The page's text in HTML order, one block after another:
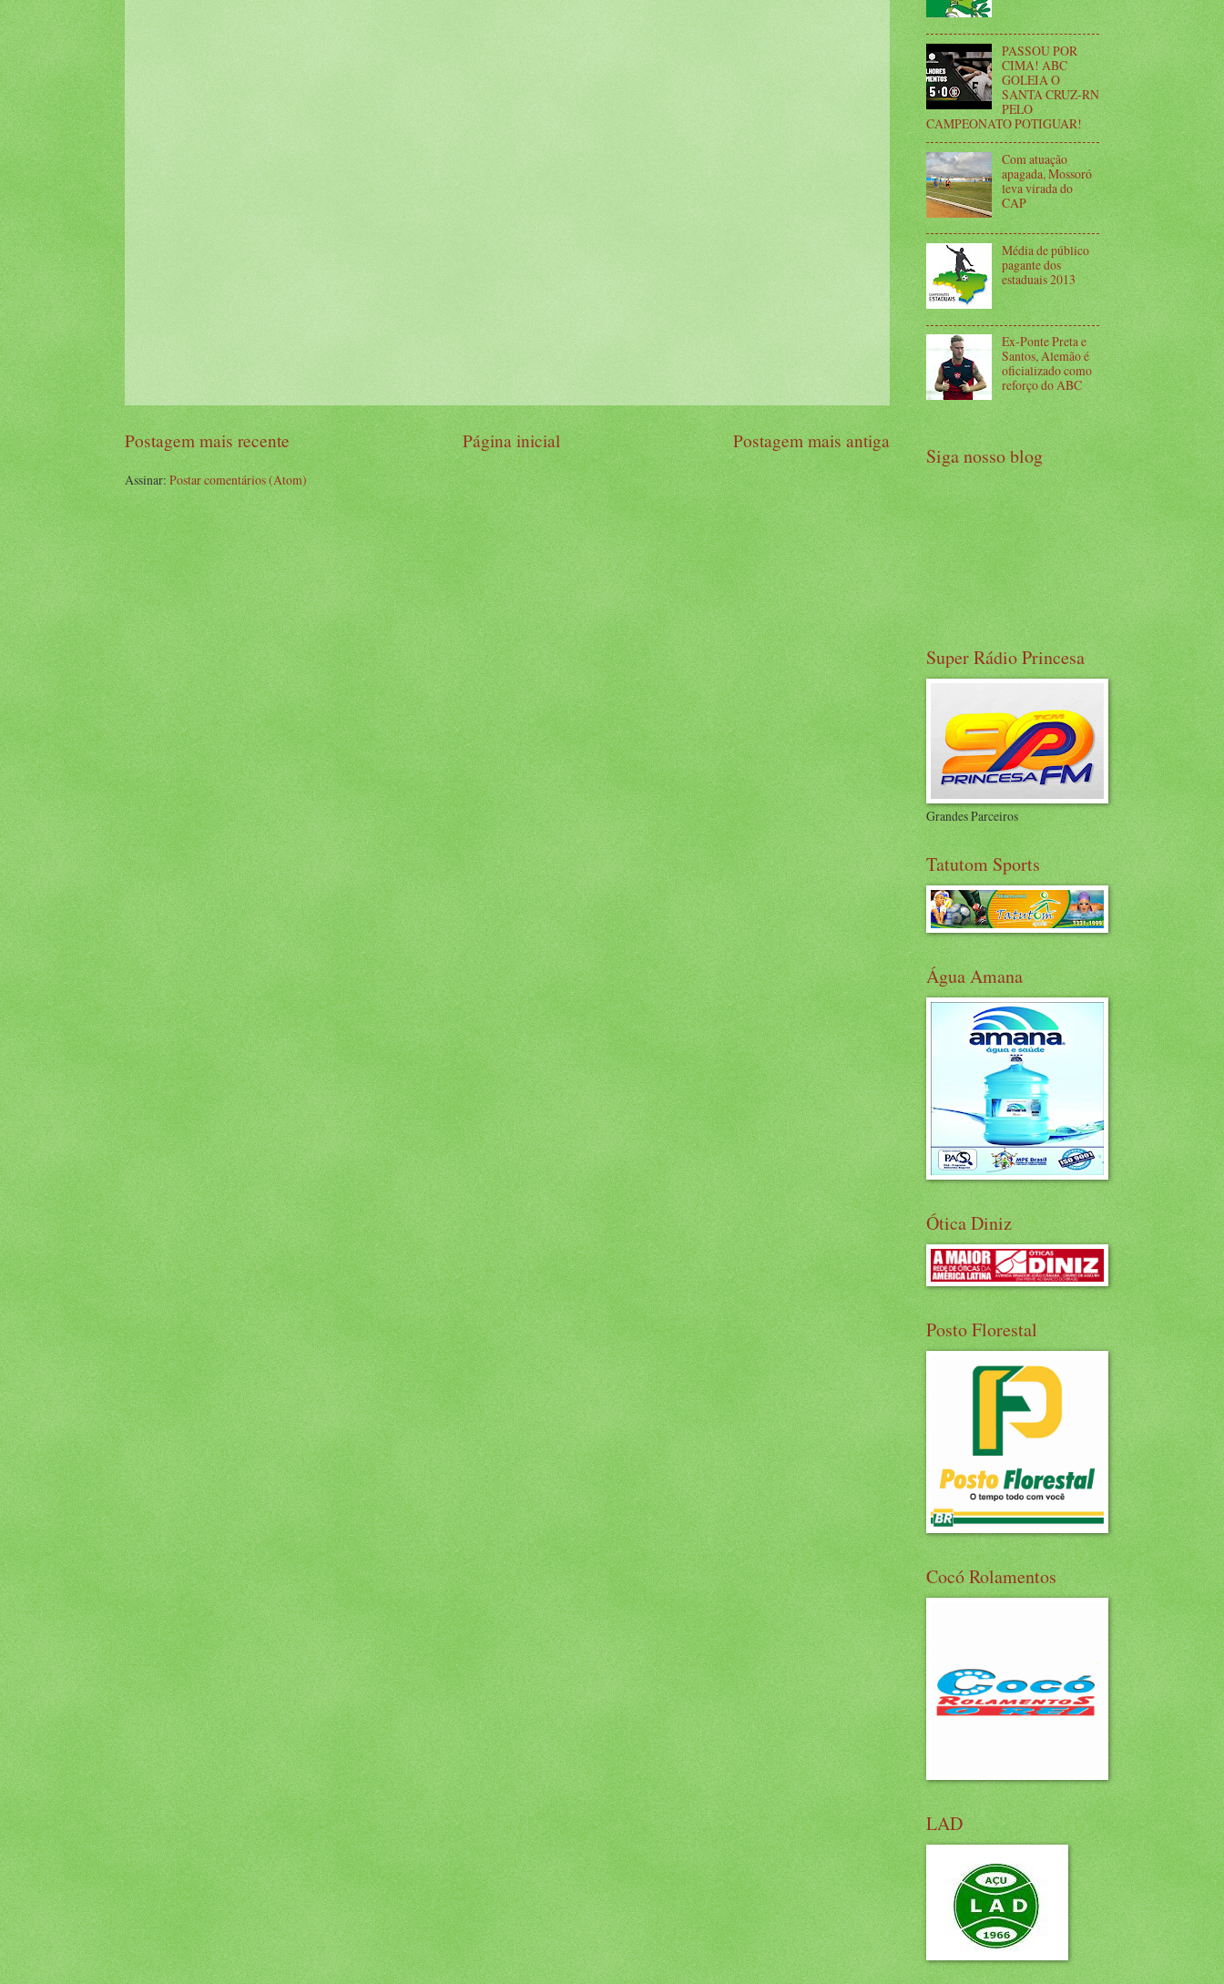
Postagem mais recente Postagem mais antiga
Página inicial
Assinar:Postar comentários (Atom)
PASSOU POR
CIMA! ABC
GOLEIA O
SANTA CRUZ-RN
PELO
CAMPEONATO POTIGUAR!
Com atuação
apagada, Mossoró
leva virada do
CAP
Média de público
pagante dos
estaduais 2013
Ex-Ponte Preta e
Santos, Alemão é
oficializado como
reforço do ABC
Siga nosso blog
Super Rádio Princesa
Grandes Parceiros
Tatutom Sports
Água Amana
Ótica Diniz
Posto Florestal
Cocó Rolamentos
LAD